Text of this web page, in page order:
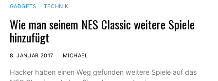
GADGETS TECHNIK
Wie man seinem NES Classic weitere Spiele
hinzufügt
8. JANUAR 2017 MICHAEL
Hacker haben einen Weg gefunden weitere Spiele auf das